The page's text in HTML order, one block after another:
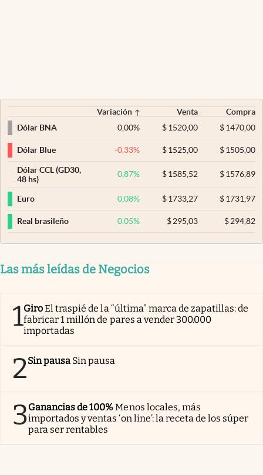
Variación Venta
Compra
Dólar BNA
0,00% $ 1520,00 $1470,00
Dólar Blue -0,33% $ 1525,00 $1505,00
Dólar CCL (GD30,
48 hs)
0,87% $ 1585,52 $1576,89
Euro 0,08% $ 1733,27 $1731,97
Real brasileño 0,05% $ 295,03 $294,82
Las más leídas de Negocios
1GiroEl traspié de la “última” marca de zapatillas: de
fabricar 1 millón de pares a vender 300.000
importadas
2Sin pausa Sin pausa
3Ganancias de 100%Menos locales, más
importados y ventas ‘on line’: la receta de los súper
para ser rentables